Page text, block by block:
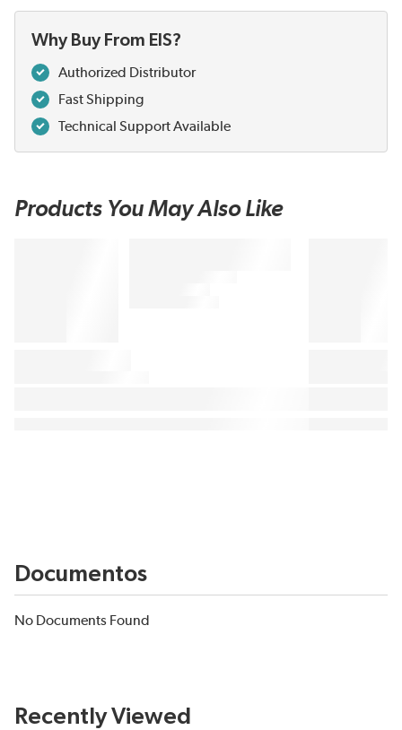
Why Buy From EIS?
Authorized Distributor
Fast Shipping
Technical Support Available
Products You May Also Like
Documentos
No Documents Found
Recently Viewed